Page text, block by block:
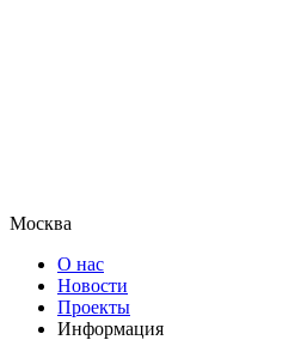
Москва
О нас
Новости
Проекты
Информация